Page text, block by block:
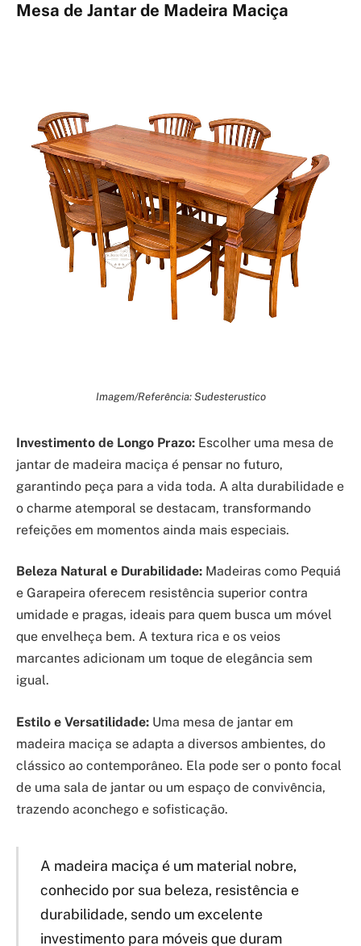
Mesa de Jantar de Madeira Maciça
Imagem/Referência: Sudesterustico
Investimento de Longo Prazo: Escolher uma mesa de
jantar de madeira maciça é pensar no futuro,
garantindo peça para a vida toda. A alta durabilidade e
o charme atemporal se destacam, transformando
refeições em momentos ainda mais especiais.
Beleza Natural e Durabilidade: Madeiras como Pequiá
e Garapeira oferecem resistência superior contra
umidade e pragas, ideais para quem busca um móvel
que envelheça bem. A textura rica e os veios
marcantes adicionam um toque de elegância sem
igual.
Estilo e Versatilidade: Uma mesa de jantar em
madeira maciça se adapta a diversos ambientes, do
clássico ao contemporâneo. Ela pode ser o ponto focal
de uma sala de jantar ou um espaço de convivência,
trazendo aconchego e sofisticação.
A madeira maciça é um material nobre,
conhecido por sua beleza, resistência e
durabilidade, sendo um excelente
investimento para móveis que duram